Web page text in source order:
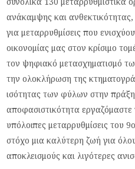
ανάκαμψης και
για μεταρρυθμίσεις που
οικονομίας μας στον κρίσιμο
τον ψηφιακό μετασχηματισμό
την ολοκλήρωση της
ισότητας των φύλων στην
αποφασιστικότητα
υπόλοιπες μεταρρυθμίσεις του
στόχο μια καλύτερη ζωή για
αποκλεισμούς και λιγότερες